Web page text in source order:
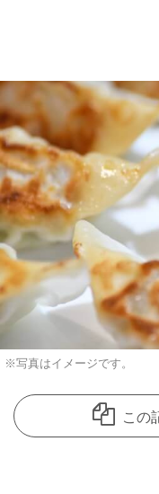
※写真はイメージです。
この